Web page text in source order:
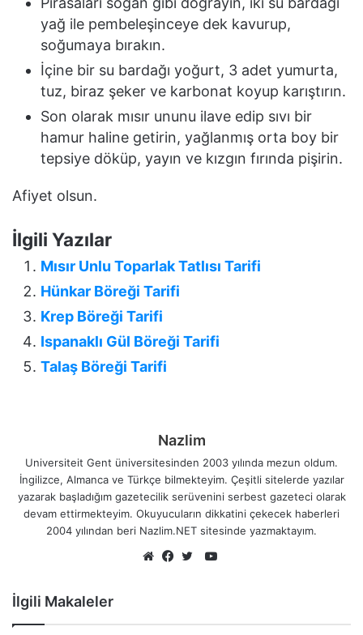
yağ ile pembeleşinceye dek kavurup,
soğumaya bırakın.
İçine bir su bardağı yoğurt, 3 adet yumurta,
tuz, biraz şeker ve karbonat koyup karıştırın.
Son olarak mısır ununu ilave edip sıvı bir
hamur haline getirin, yağlanmış orta boy bir
tepsiye döküp, yayın ve kızgın fırında pişirin.
Afiyet olsun.
İlgili Yazılar
Mısır Unlu Toparlak Tatlısı Tarifi
Hünkar Böreği Tarifi
Krep Böreği Tarifi
Ispanaklı Gül Böreği Tarifi
Talaş Böreği Tarifi
Nazlim
Universiteit Gent üniversitesinden 2003 yılında mezun oldum.
İngilizce, Almanca ve Türkçe bilmekteyim. Çeşitli sitelerde yazılar
yazarak başladığım gazetecilik serüvenini serbest gazeteci olarak
devam ettirmekteyim. Okuyucuların dikkatini çekecek haberleri
2004 yılından beri Nazlim.NET sitesinde yazmaktayım.
YouTube
İlgili Makaleler